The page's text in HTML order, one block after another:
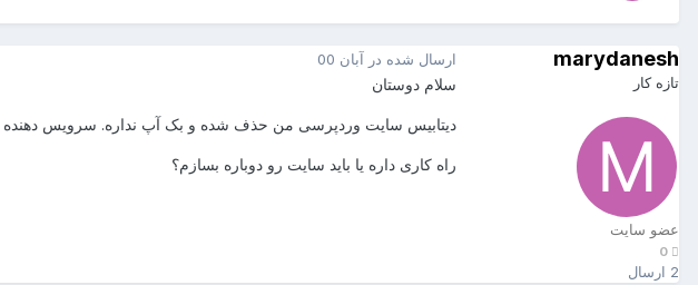
marydanesh
تازه کار
عضو سایت
2 ارسال
ارسال شده در آبان 00
سلام دوستان
دیتابیس سایت وردپرسی من حذف شده و بک آپ نداره. سرویس دهنده
راه کاری داره یا باید سایت رو دوباره بسازم؟